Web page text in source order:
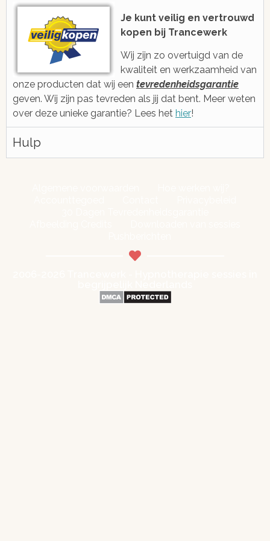
voicebericht
Je kunt veilig en vertrouwd
kopen bij Trancewerk
Wij zijn zo overtuigd van de
kwaliteit en werkzaamheid van
onze producten dat wij een tevredenheidsgarantie
geven. Wij zijn pas tevreden als jij dat bent. Meer weten
over deze unieke garantie? Lees het hier!
Hulp